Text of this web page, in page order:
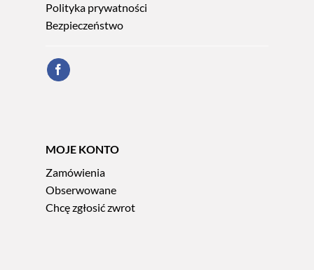
Polityka prywatności
Bezpieczeństwo
MOJE KONTO
Zamówienia
Obserwowane
Chcę zgłosić zwrot